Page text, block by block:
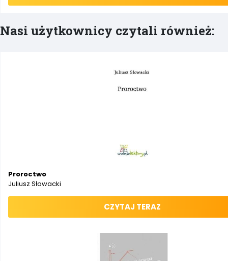
Nasi użytkownicy czytali również:
Proroctwo
Juliusz Słowacki
CZYTAJ TERAZ